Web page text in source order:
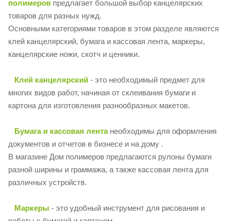
полимеров предлагает большой выбор канцелярских
товаров для разных нужд.
Основными категориями товаров в этом разделе являются
клей канцелярский, бумага и кассовая лента, маркеры,
канцелярские ножи, скотч и ценники.
Клей канцелярский - это необходимый предмет для
многих видов работ, начиная от склеивания бумаги и
картона для изготовления разнообразных макетов.
Бумага и кассовая лентанеобходимы для оформления
документов и отчетов в бизнесе и на дому .
В магазине Дом полимеров предлагаются рулоны бумаги
разной ширины и граммажа, а также кассовая лента для
различных устройств.
Маркеры - это удобный инструмент для рисования и